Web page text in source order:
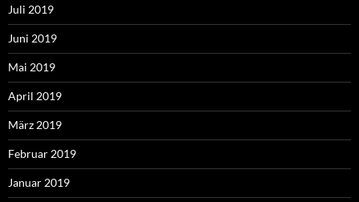
Juli 2019
Juni 2019
Mai 2019
April 2019
März 2019
Februar 2019
Januar 2019